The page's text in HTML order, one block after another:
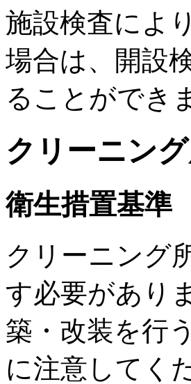
施設検査によ
場合は、開設
ることができ
クリーニン
衛生措置基準
クリーニング
す必要があり
築・改装を行
に注意してく